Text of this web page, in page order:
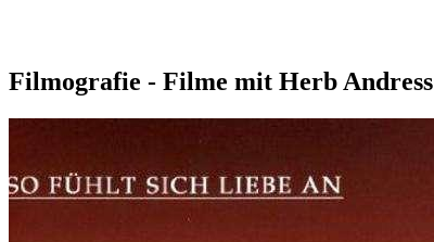
Filmografie - Filme mit Herb Andress